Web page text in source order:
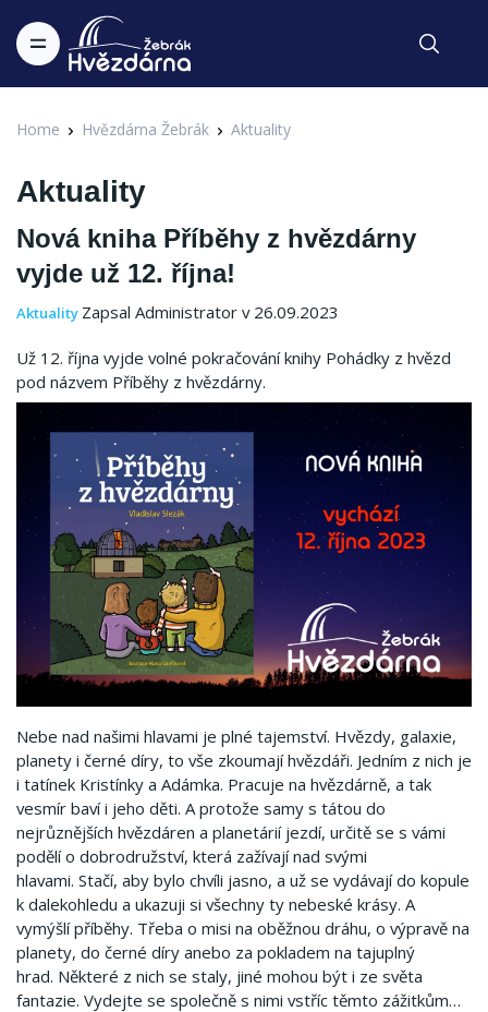
Home Hvězdárna Žebrák Aktuality
Aktuality
Nová kniha Příběhy z hvězdárny
vyjde už 12. října!
Aktuality Zapsal Administrator v 26.09.2023
Už 12. října vyjde volné pokračování knihy Pohádky z hvězd
pod názvem Příběhy z hvězdárny.
Nebe nad našimi hlavami je plné tajemství. Hvězdy, galaxie,
planety i černé díry, to vše zkoumají hvězdáři. Jedním z nich je
i tatínek Kristínky a Adámka. Pracuje na hvězdárně, a tak
vesmír baví i jeho děti. A protože samy s tátou do
nejrůznějších hvězdáren a planetárií jezdí, určitě se s vámi
podělí o dobrodružství, která zažívají nad svými
hlavami. Stačí, aby bylo chvíli jasno, a už se vydávají do kopule
k dalekohledu a ukazuji si všechny ty nebeské krásy. A
vymýšlí příběhy. Třeba o misi na oběžnou dráhu, o výpravě na
planety, do černé díry anebo za pokladem na tajuplný
hrad. Některé z nich se staly, jiné mohou být i ze světa
fantazie. Vydejte se společně s nimi vstříc těmto zážitkům…